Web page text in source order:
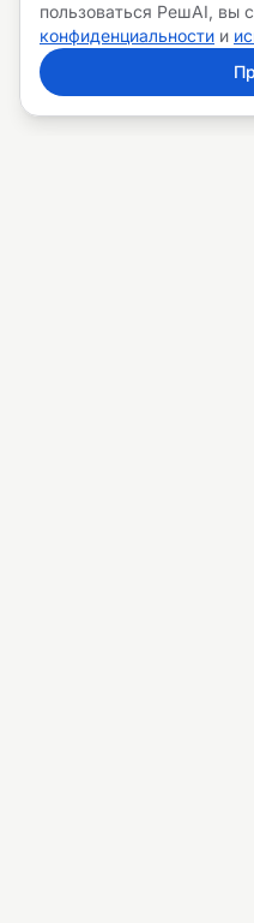
пользоваться РешAI, вы
конфиденциальности и